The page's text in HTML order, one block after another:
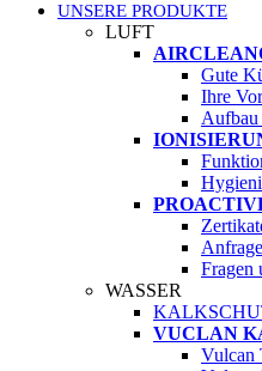
UNSERE PRODUKTE
LUFT
Gute
Ihre
Aufbau
Fragen
WASSER
VUCLAN
Vulcan